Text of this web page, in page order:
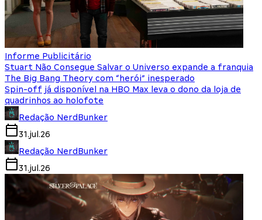
Informe Publicitário
Stuart Não Consegue Salvar o Universo expande a franquia
The Big Bang Theory com “herói” inesperado
Spin-off já disponível na HBO Max leva o dono da loja de
quadrinhos ao holofote
Redação NerdBunker
31.jul.26
Redação NerdBunker
31.jul.26